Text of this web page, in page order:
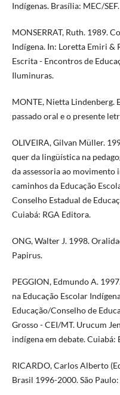
Indígenas. Brasília: MEC/SEF.
MONSERRAT, Ruth. 1989.
Indígena. In: Loretta Emiri &
Escrita - Encontros de
Iluminuras.
MONTE, Nietta Lindenberg.
passado oral e o presente
OLIVEIRA, Gilvan Müller.
quer da lingüística na
da assessoria ao
caminhos da Educação
Conselho Estadual de
Cuiabá: RGA Editora.
ONG, Walter J. 1998.
Papirus.
PEGGION, Edmundo A.
na Educação Escolar
Educação/Conselho de
Grosso - CEI/MT. Urucum
indígena em debate. Cuiabá:
RICARDO, Carlos Alberto
Brasil 1996-2000. São